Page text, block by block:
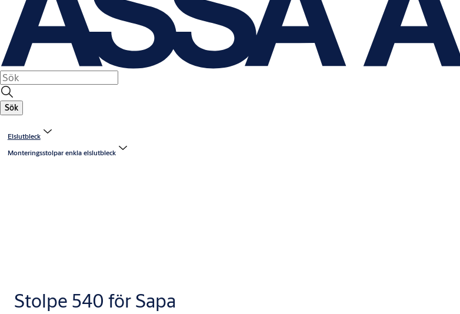
Sök
Elslutbleck
Monteringsstolpar enkla elslutbleck
Stolpe 540 för Sapa